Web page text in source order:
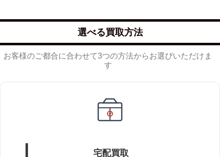
選べる買取方法
お客様のご都合に合わせて3つの方法からお選びいただけま
す
宅配買取